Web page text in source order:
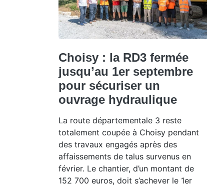
Choisy : la RD3 fermée
jusqu’au 1er septembre
pour sécuriser un
ouvrage hydraulique
La route départementale 3 reste
totalement coupée à Choisy pendant
des travaux engagés après des
affaissements de talus survenus en
février. Le chantier, d’un montant de
152 700 euros, doit s’achever le 1er